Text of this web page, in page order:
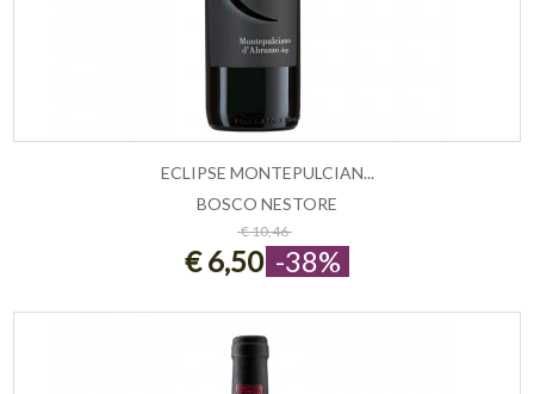
ESAURITO
ECLIPSE MONTEPULCIAN...
BOSCO NESTORE
€ 10,46
€ 6,50 -38%